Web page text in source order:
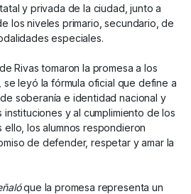
y privada de la ciudad, junto a
los niveles primario, secundario, de
especiales.
Rivas tomaron la promesa a los
leyó la fórmula oficial que define a
soberanía e identidad nacional y
y al cumplimiento de los
los alumnos respondieron
de defender, respetar y amar la
que la promesa representa un